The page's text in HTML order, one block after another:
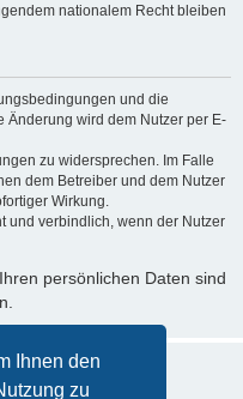
Ihnen den
zu
nationalem Recht bleiben
und die
Änderung wird dem Nutzer per E-
zu widersprechen. Im Falle
dem Betreiber und dem Nutzer
Wirkung.
und verbindlich, wenn der Nutzer
persönlichen Daten sind